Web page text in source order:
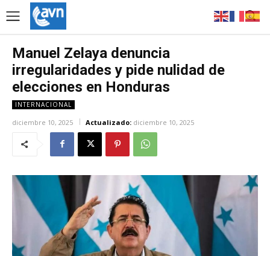
Manuel Zelaya denuncia
irregularidades y pide nulidad de
elecciones en Honduras
INTERNACIONAL
diciembre 10, 2025 Actualizado: diciembre 10, 2025